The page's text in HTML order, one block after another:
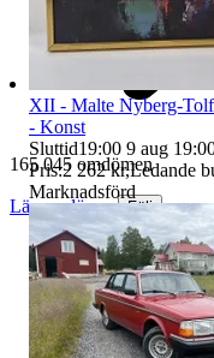
165 045 omdömen
Läs omdömen Följ
XII - Malte Nyberg-
- Konst
Sluttid19:00 9 aug
Pris:2 262 kr,Ledande
Marknadsförd